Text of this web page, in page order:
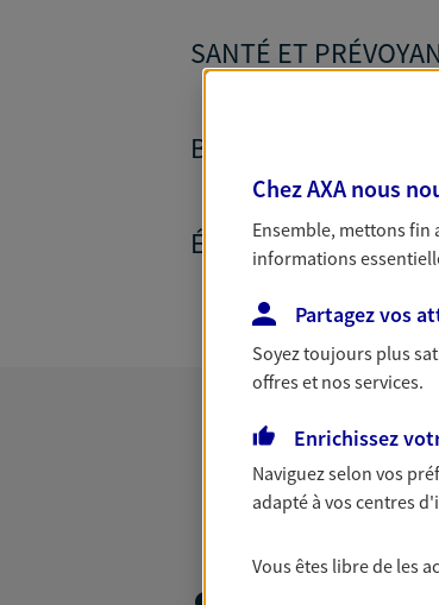
SANTÉ ET
BANQUE ET CRÉDITS
ÉPARGNE ET
Chez AXA nous
Ensemble, mettons fin
informations
Partagez vos
Soyez toujours plus
offres et nos services.
Enrichissez
Naviguez selon vos
adapté à vos centres
Vous êtes libre de les